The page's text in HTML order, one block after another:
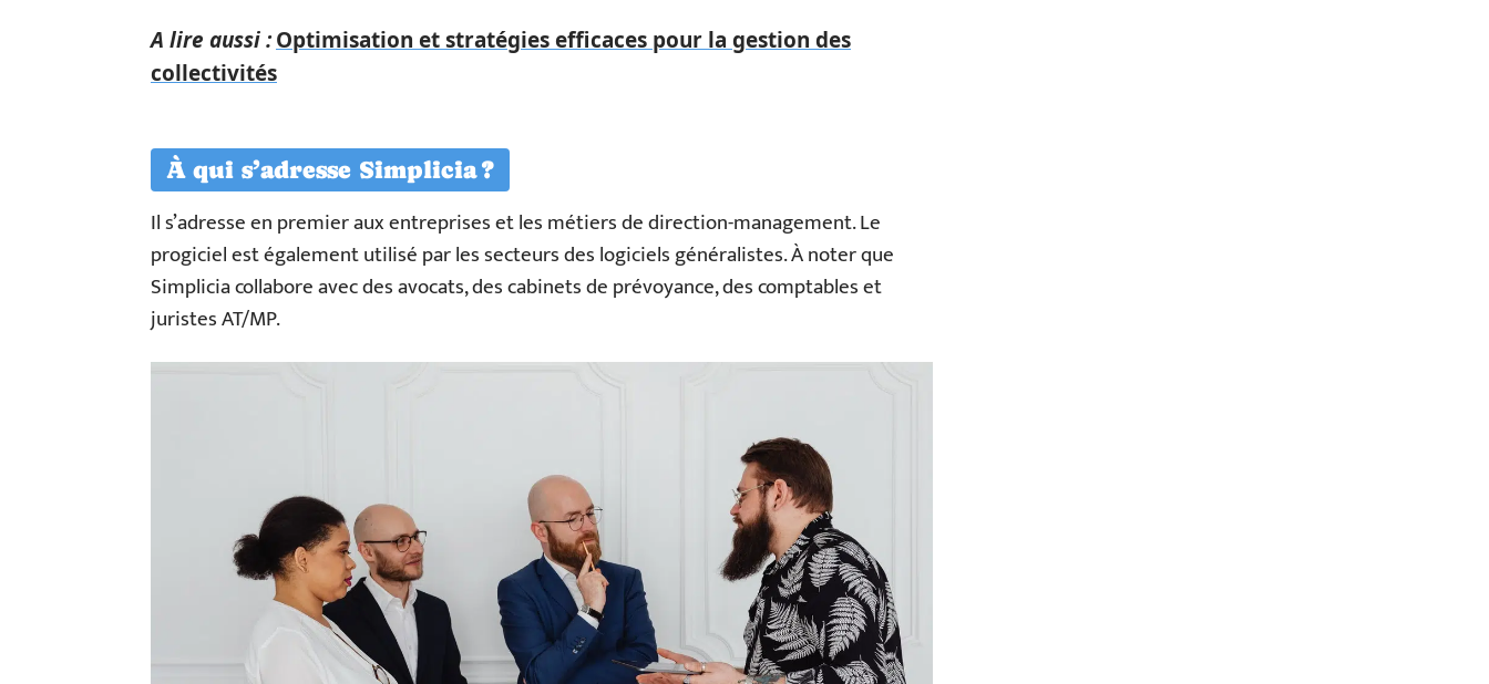
A lire aussi :Optimisation et stratégies efficaces pour la gestion des
collectivités
À qui s’adresse Simplicia ?
Il s’adresse en premier aux entreprises et les métiers de direction-management. Le
progiciel est également utilisé par les secteurs des logiciels généralistes. À noter que
Simplicia collabore avec des avocats, des cabinets de prévoyance, des comptables et
juristes AT/MP.